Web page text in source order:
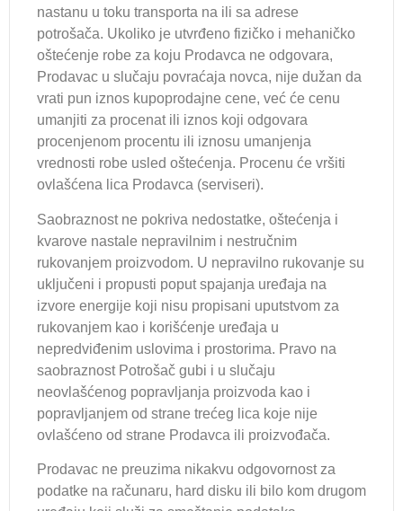
nastanu u toku transporta na ili sa adrese
potrošača. Ukoliko je utvrđeno fizičko i mehaničko
oštećenje robe za koju Prodavca ne odgovara,
Prodavac u slučaju povraćaja novca, nije dužan da
vrati pun iznos kupoprodajne cene, već će cenu
umanjiti za procenat ili iznos koji odgovara
procenjenom procentu ili iznosu umanjenja
vrednosti robe usled oštećenja. Procenu će vršiti
ovlašćena lica Prodavca (serviseri).
Saobraznost ne pokriva nedostatke, oštećenja i
kvarove nastale nepravilnim i nestručnim
rukovanjem proizvodom. U nepravilno rukovanje su
uključeni i propusti poput spajanja uređaja na
izvore energije koji nisu propisani uputstvom za
rukovanjem kao i korišćenje uređaja u
nepredviđenim uslovima i prostorima. Pravo na
saobraznost Potrošač gubi i u slučaju
neovlašćenog popravljanja proizvoda kao i
popravljanjem od strane trećeg lica koje nije
ovlašćeno od strane Prodavca ili proizvođača.
Prodavac ne preuzima nikakvu odgovornost za
podatke na računaru, hard disku ili bilo kom drugom